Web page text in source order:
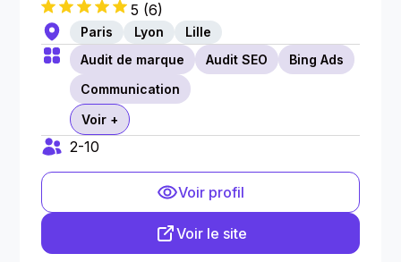
5 (6)
Paris Lyon
Lille
Audit de marque
Audit SEO
Bing Ads
Communication
Voir +
2-10
Voir profil
Voir le site